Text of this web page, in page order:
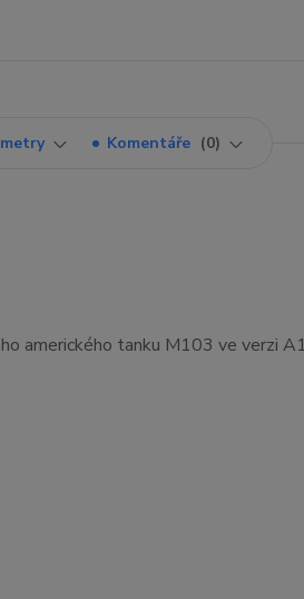
Komentáře 0
amerického tanku M103 ve verzi